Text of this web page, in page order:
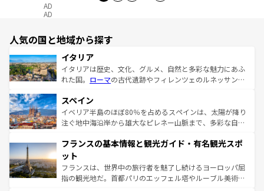
AD
AD
人気の国と地域から探す
イタリア
イタリアは歴史、文化、グルメ、自然と多彩な魅力にあふ
れた国。 ローマの古代遺跡やフィレンツェのルネッサンス
ろん、トスカーナの美しい田園風景やアマルフィ海岸の絶
景など、自然景観も見逃せない。観光の合間には、本場の
ピザやパスタなど、絶品のイタリア料理を堪能することも
ませてくれるイタリアで、忘れられない旅をしてみよう！
なお、新着のイタリア情報は
しい。
スペイン
イベリア半島のほぼ80％を占めるスペインは、太陽が降り
注ぐ地中海沿岸から雄大なピレネー山脈まで、多彩な自然
文化が根付くこの国では、情熱的なフラメンコ、熱気あふ
れる闘牛、そして美味しいタパスが生活の一部となってい
る。首都マドリードの洗練された雰囲気や、バルセロナの
アートに溢れた街角から、地方では古代ローマ遺跡や中世
フランスの基本情報と観光ガイド・有名観光スポ
ット
フランスは、世界中の旅行者を魅了し続けるヨーロッパ屈
指の観光地だ。首都パリのエッフェル塔やルーブル美術館